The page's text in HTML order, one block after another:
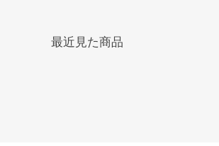
最近見た商品